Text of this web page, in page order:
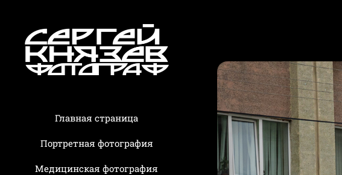
Главная страница
Портретная фотография
Медицинская фотография